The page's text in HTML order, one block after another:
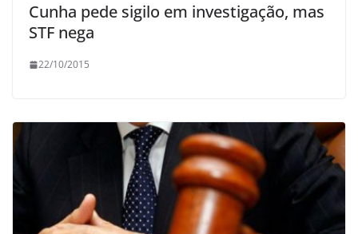
Cunha pede sigilo em investigação, mas
STF nega
22/10/2015